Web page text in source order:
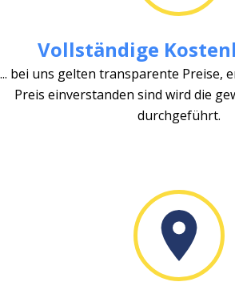
Vollständige
... bei uns gelten transparente Preise,
Preis einverstanden sind wird die
durchgeführt.